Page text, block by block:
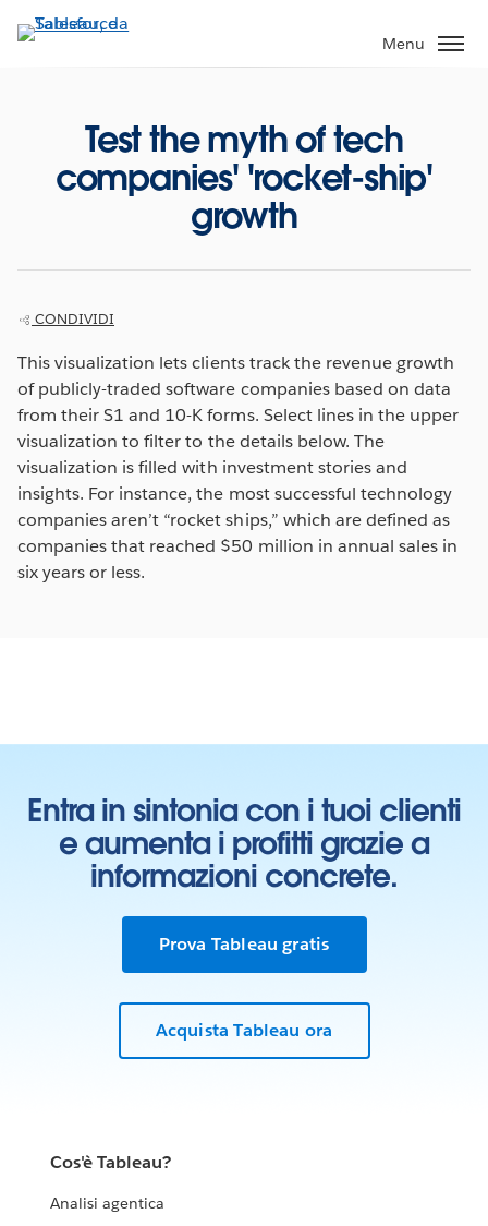
Passa
Menu
Test the myth of tech
companies' 'rocket-ship'
growth
CONDIVIDI
This visualization lets clients track the revenue growth
of publicly-traded software companies based on data
from their S1 and 10-K forms. Select lines in the upper
visualization to filter to the details below. The
visualization is filled with investment stories and
insights. For instance, the most successful technology
companies aren’t “rocket ships,” which are defined as
companies that reached $50 million in annual sales in
six years or less.
Entra in sintonia con i tuoi clienti
e aumenta i profitti grazie a
informazioni concrete.
Prova Tableau gratis
Acquista Tableau ora
Cos'è Tableau?
Analisi agentica